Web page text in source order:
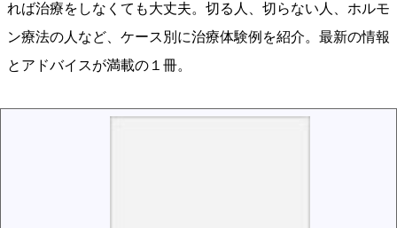
れば治療をしなくても大丈夫。切る人、切らない人、ホルモ
ン療法の人など、ケース別に治療体験例を紹介。最新の情報
とアドバイスが満載の１冊。